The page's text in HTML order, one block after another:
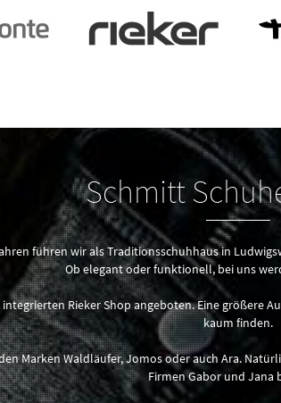
Schmitt
führen wir als Traditionsschuhhaus in
Ob elegant oder funktionell, bei uns
Rieker Shop angeboten. Eine größere
kaum finden.
Marken Waldläufer, Jomos oder auch Ara.
Firmen Gabor und Jana